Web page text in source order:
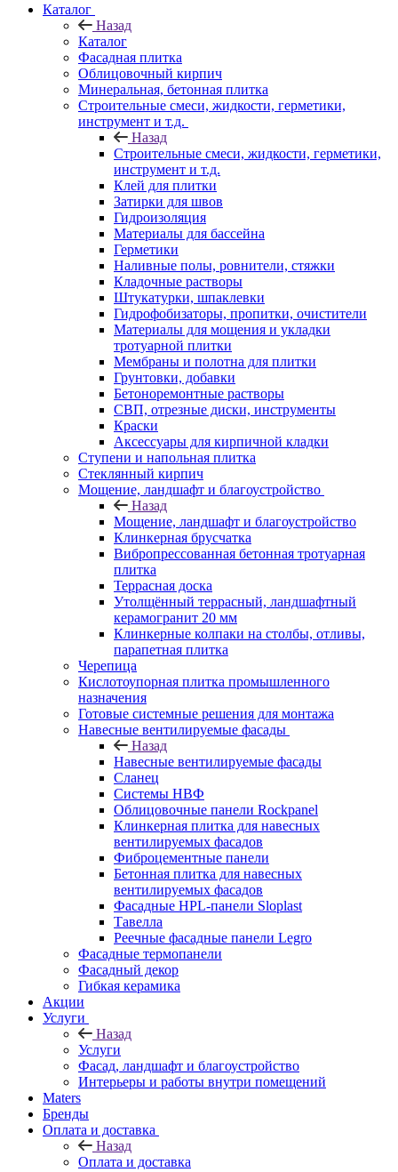
Каталог
Назад
Каталог
Фасадная плитка
Облицовочный кирпич
Минеральная, бетонная плитка
Строительные смеси, жидкости, герметики,
инструмент и т.д.
Назад
Строительные смеси, жидкости, герметики,
инструмент и т.д.
Клей для плитки
Затирки для швов
Гидроизоляция
Материалы для бассейна
Герметики
Наливные полы, ровнители, стяжки
Кладочные растворы
Штукатурки, шпаклевки
Гидрофобизаторы, пропитки, очистители
Материалы для мощения и укладки
тротуарной плитки
Мембраны и полотна для плитки
Грунтовки, добавки
Бетоноремонтные растворы
СВП, отрезные диски, инструменты
Краски
Аксессуары для кирпичной кладки
Ступени и напольная плитка
Cтеклянный кирпич
Мощение, ландшафт и благоустройство
Назад
Мощение, ландшафт и благоустройство
Клинкерная брусчатка
Вибропрессованная бетонная тротуарная
плитка
Террасная доска
Утолщённый террасный, ландшафтный
керамогранит 20 мм
Клинкерные колпаки на столбы, отливы,
парапетная плитка
Черепица
Кислотоупорная плитка промышленного
назначения
Готовые системные решения для монтажа
Навесные вентилируемые фасады
Назад
Навесные вентилируемые фасады
Сланец
Системы НВФ
Облицовочные панели Rockpanel
Клинкерная плитка для навесных
вентилируемых фасадов
Фиброцементные панели
Бетонная плитка для навесных
вентилируемых фасадов
Фасадные HPL-панели Sloplast
Тавелла
Реечные фасадные панели Legro
Фасадные термопанели
Фасадный декор
Гибкая керамика
Акции
Услуги
Назад
Услуги
Фасад, ландшафт и благоустройство
Интерьеры и работы внутри помещений
Maters
Бренды
Оплата и доставка
Назад
Оплата и доставка